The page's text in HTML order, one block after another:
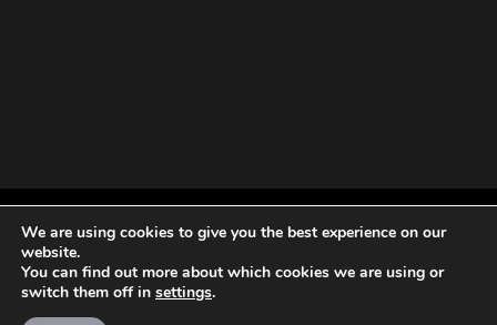
Copyright © 2025. All rights reserved.
We are using cookies to give you the best experience on our
website.
You can find out more about which cookies we are using or
switch them off in settings.